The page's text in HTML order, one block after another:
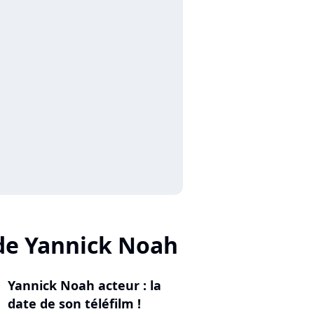
Yannick Noah
Yannick Noah acteur : la
date de son téléfilm !